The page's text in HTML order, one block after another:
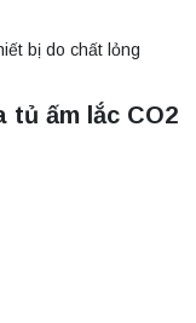
bị do chất lỏng
tủ ấm lắc CO2